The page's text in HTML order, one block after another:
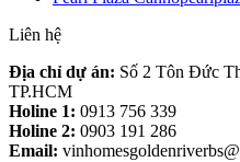
Liên hệ
Địa chỉ dự án: Số 2 Tôn Đức
TP.HCM
Holine 1: 0913 756 339
Holine 2: 0903 191 286
Email: